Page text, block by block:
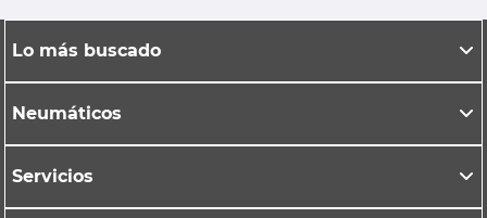
Lo más buscado
Neumáticos
Servicios